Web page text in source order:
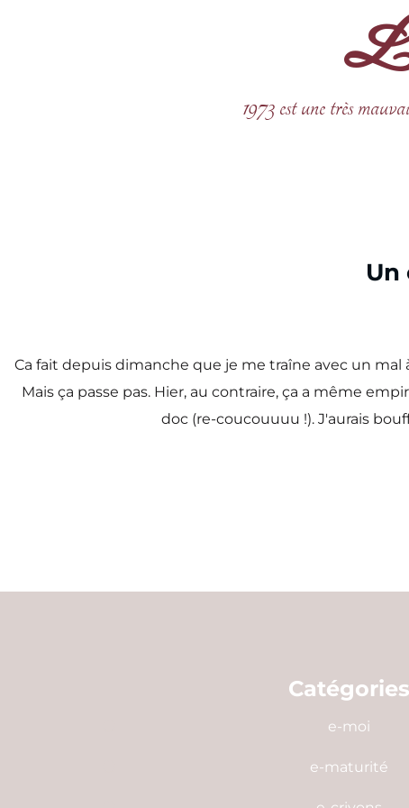
1973 est une très
Ca fait depuis dimanche que je me traîne avec un mal
Mais ça passe pas. Hier, au contraire, ça a même
doc (re-coucouuuu !). J'aurais
Catégories
e-moi
e-maturité